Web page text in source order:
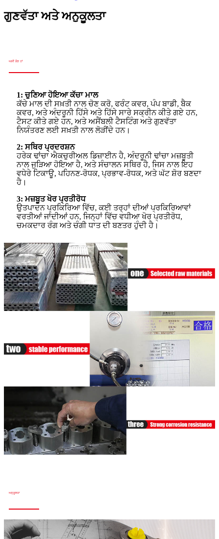
ਗੁਣਵੱਤਾ ਅਤੇ ਅਨੁਕੂਲਤਾ
ਅਸੀਂ ਕੌਣ ਹਾਂ
1: ਚੁਣਿਆ ਹੋਇਆ ਕੱਚਾ ਮਾਲ
ਕੱਚੇ ਮਾਲ ਦੀ ਸਖ਼ਤੀ ਨਾਲ ਚੋਣ ਕਰੋ, ਫਰੰਟ ਕਵਰ, ਪੰਪ ਬਾਡੀ, ਬੈਕ
ਕਵਰ, ਅਤੇ ਅੰਦਰੂਨੀ ਹਿੱਸੇ ਅਤੇ ਹਿੱਸੇ ਸਾਰੇ ਸਕ੍ਰੀਨ ਕੀਤੇ ਗਏ ਹਨ,
ਟੈਸਟ ਕੀਤੇ ਗਏ ਹਨ, ਅਤੇ ਅਸੈਂਬਲੀ ਟੈਸਟਿੰਗ ਅਤੇ ਗੁਣਵੱਤਾ
ਨਿਯੰਤਰਣ ਲਈ ਸਖ਼ਤੀ ਨਾਲ ਲੋੜੀਂਦੇ ਹਨ।
2: ਸਥਿਰ ਪ੍ਰਦਰਸ਼ਨ
ਹਰੇਕ ਢਾਂਚਾ ਐਕਚੁਰੀਅਲ ਡਿਜ਼ਾਈਨ ਹੈ, ਅੰਦਰੂਨੀ ਢਾਂਚਾ ਮਜ਼ਬੂਤੀ
ਨਾਲ ਜੁੜਿਆ ਹੋਇਆ ਹੈ, ਅਤੇ ਸੰਚਾਲਨ ਸਥਿਰ ਹੈ, ਜਿਸ ਨਾਲ ਇਹ
ਵਧੇਰੇ ਟਿਕਾਊ, ਪਹਿਨਣ-ਰੋਧਕ, ਪ੍ਰਭਾਵ-ਰੋਧਕ, ਅਤੇ ਘੱਟ ਸ਼ੋਰ ਬਣਦਾ
ਹੈ।
3: ਮਜ਼ਬੂਤ ​​ਖੋਰ ਪ੍ਰਤੀਰੋਧ
ਉਤਪਾਦਨ ਪ੍ਰਕਿਰਿਆ ਵਿੱਚ, ਕਈ ਤਰ੍ਹਾਂ ਦੀਆਂ ਪ੍ਰਕਿਰਿਆਵਾਂ
ਵਰਤੀਆਂ ਜਾਂਦੀਆਂ ਹਨ, ਜਿਨ੍ਹਾਂ ਵਿੱਚ ਵਧੀਆ ਖੋਰ ਪ੍ਰਤੀਰੋਧ,
ਚਮਕਦਾਰ ਰੰਗ ਅਤੇ ਚੰਗੀ ਧਾਤ ਦੀ ਬਣਤਰ ਹੁੰਦੀ ਹੈ।
ਅਨੁਕੂਲਤਾ